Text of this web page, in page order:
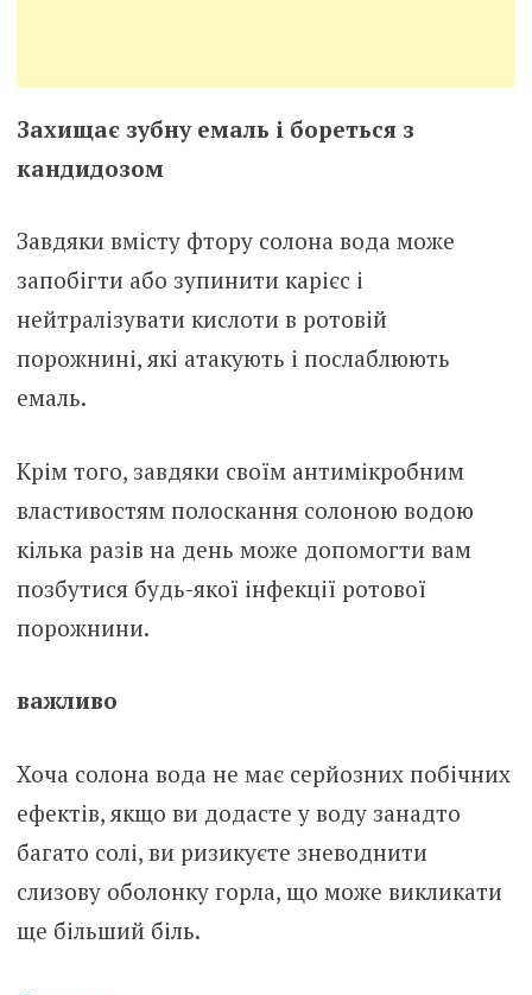
Захищає зубну емаль і бореться з
кандидозом
Завдяки вмісту фтору солона вода може
запобігти або зупинити карієс і
нейтралізувати кислоти в ротовій
порожнині, які атакують і послаблюють
емаль.
Крім того, завдяки своїм антимікробним
властивостям полоскання солоною водою
кілька разів на день може допомогти вам
позбутися будь-якої інфекції ротової
порожнини.
важливо
Хоча солона вода не має серйозних побічних
ефектів, якщо ви додасте у воду занадто
багато солі, ви ризикуєте зневоднити
слизову оболонку горла, що може викликати
ще більший біль.